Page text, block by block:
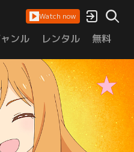
Watch now
ンル レンタル 無料